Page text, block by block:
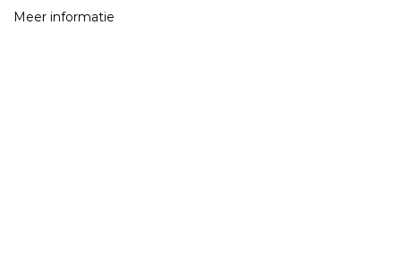
Meer informatie